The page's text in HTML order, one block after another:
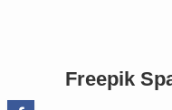
Freepik